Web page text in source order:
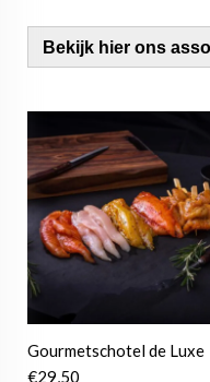
Bekijk hier ons
Gourmetschotel de Luxe
€29,50